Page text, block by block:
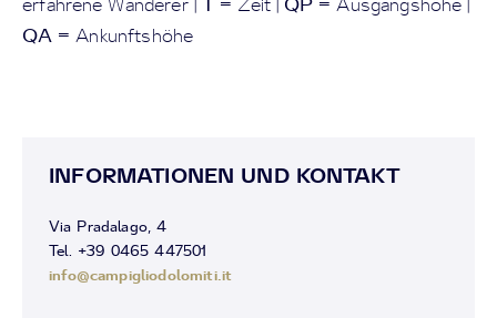
erfahrene Wanderer |
= Zeit | = Ausgangshöhe |
QA = Ankunftshöhe
INFORMATIONEN UND KONTAKT
Via Pradalago, 4
Tel. +39 0465 447501
info@campigliodolomiti.it